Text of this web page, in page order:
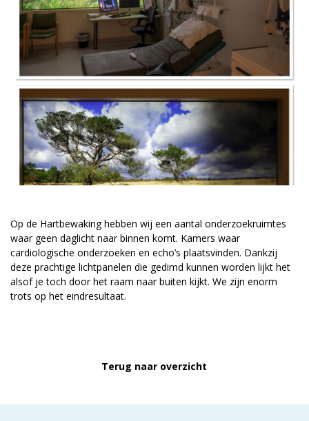
vrienden@meandermc.nl
033 - 850 2014
Op de Hartbewaking hebben wij een aantal onderzoekruimtes
waar geen daglicht naar binnen komt. Kamers waar
cardiologische onderzoeken en echo’s plaatsvinden. Dankzij
deze prachtige lichtpanelen die gedimd kunnen worden lijkt het
alsof je toch door het raam naar buiten kijkt. We zijn enorm
trots op het eindresultaat.
Terug naar overzicht